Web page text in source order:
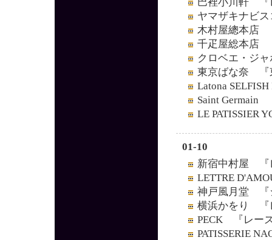
ヤマザキナビ
木村屋總本店
千疋屋総本店
クロベエ・ジ
東京ばな奈 『
Latona
Saint Germain
LE PATISSIER
01-10
新宿中村屋 『
LETTRE
神戸風月堂 『
横浜かをり 『
PECK 『レー
PATISSERIE